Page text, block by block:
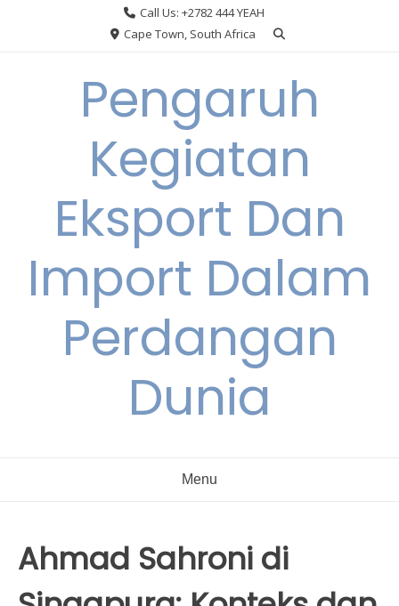
Call Us: +2782 444 YEAH
Cape Town, South Africa
Pengaruh
Kegiatan
Eksport Dan
Import Dalam
Perdangan
Dunia
Menu
Ahmad Sahroni di